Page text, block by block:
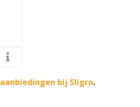
aanbiedingen bij Sligro.